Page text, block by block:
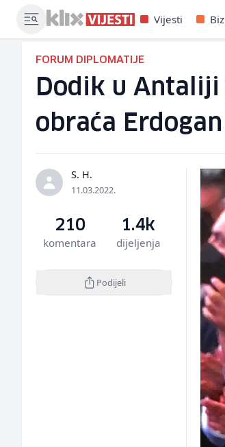
Vijesti
FORUM DIPLOMATIJE
Dodik u Antaliji
obraća Erdogan
S. H.
11.03.2022.
210
komentara
1.4k
dijeljenja
Podijeli